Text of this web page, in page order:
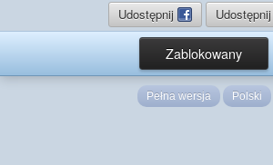
Udostępnij Udostępnij
Zablokowany
Pełna wersja Polski